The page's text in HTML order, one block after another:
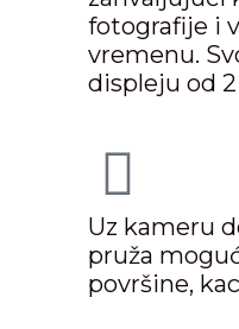
fotografije i
vremenu.
displeju od
Uz kameru
pruža
površine,